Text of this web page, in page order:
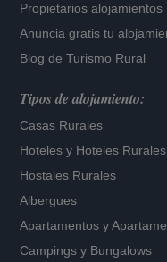
Propietarios alojamientos
Anuncia gratis tu
Blog de Turismo Rural
Tipos de alojamiento:
Casas Rurales
Hoteles y Hoteles Rurales
Hostales Rurales
Albergues
Apartamentos y
Campings y Bungalows